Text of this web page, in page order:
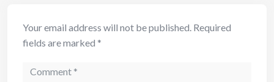
Your email address will not be published. Required
fields are marked *
Comment